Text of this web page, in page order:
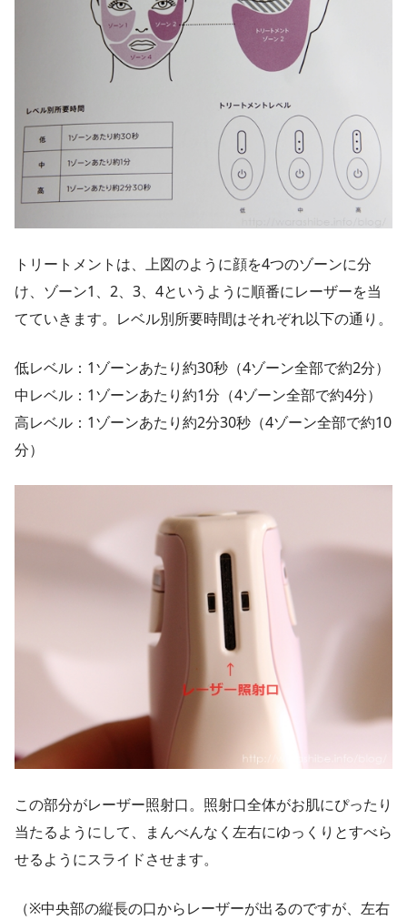
トリートメントは、上図のように顔を4つのゾーンに分
け、ゾーン1、2、3、4というように順番にレーザーを当
てていきます。レベル別所要時間はそれぞれ以下の通り。
低レベル：1ゾーンあたり約30秒（4ゾーン全部で約2分）
中レベル：1ゾーンあたり約1分（4ゾーン全部で約4分）
高レベル：1ゾーンあたり約2分30秒（4ゾーン全部で約10
分）
この部分がレーザー照射口。照射口全体がお肌にぴったり
当たるようにして、まんべんなく左右にゆっくりとすべら
せるようにスライドさせます。
（※中央部の縦長の口からレーザーが出るのですが、左右